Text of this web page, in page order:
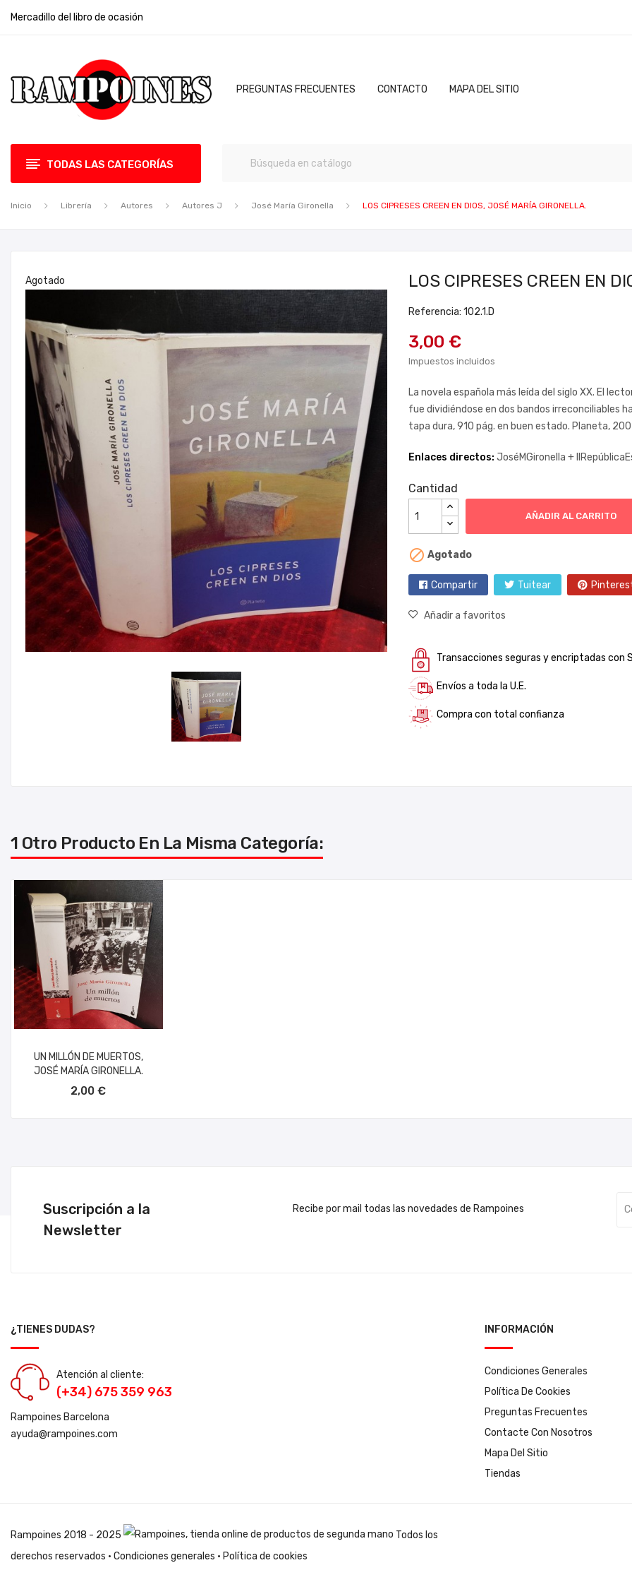
Mercadillo del libro de ocasión
PREGUNTAS FRECUENTES CONTACTO MAPA DEL SITIO
TODAS LAS CATEGORÍAS
Inicio Librería Autores Autores J José María Gironella LOS CIPRESES CREEN EN DIOS, JOSÉ MARÍA GIRONELLA.
Agotado LOS CIPRESES CREEN EN
Referencia: 102.1.D
3,00 €
Impuestos incluidos
La novela española más leída del siglo XX. El
fue dividiéndose en dos bandos irreconciliables
tapa dura, 910 pág. en buen estado. Planeta,
Enlaces directos: JoséMGironella +
Cantidad
AÑADIR AL CARRITO
 Agotado
Compartir Tuitear
Añadir a favoritos
Transacciones seguras y encriptadas con
Envíos a toda la U.E.
Compra con total confianza
1 Otro Producto En La Misma Categoría:
UN MILLÓN DE MUERTOS,
JOSÉ MARÍA GIRONELLA.
2,00 €
Suscripción a la
Newsletter
Recibe por mail todas las novedades de Rampoines
¿TIENES DUDAS?
Atención al cliente:
(+34) 675 359 963
Rampoines Barcelona
ayuda@rampoines.com
INFORMACIÓN
Condiciones Generales
Política De Cookies
Preguntas Frecuentes
Contacte Con Nosotros
Mapa Del Sitio
Tiendas
Rampoines 2018 - 2025
Todos los
derechos reservados · Condiciones generales · Política de cookies